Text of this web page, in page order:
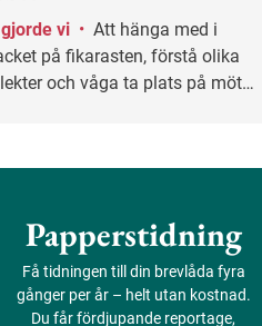
vi • Att hänga med i
på fikarasten, förstå olika
och våga ta plats på mötet
chef och en läkare delar sina
Papperstidning
Få tidningen till din brevlåda fyra
gånger per år – helt utan kostnad.
Du får fördjupande reportage,